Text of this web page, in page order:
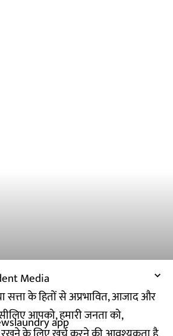
Media
सत्ता के हितों से अप्रभावित, आजाद और
आपको, हमारी जनता को,
app